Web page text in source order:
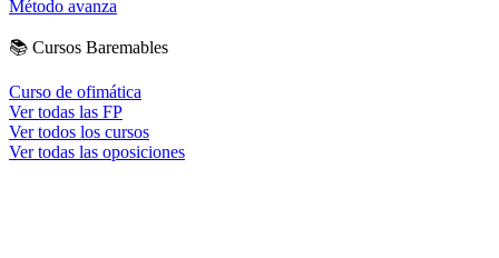
Método avanza
📚 Cursos Baremables
Curso de ofimática
Ver todas las FP
Ver todos los cursos
Ver todas las oposiciones